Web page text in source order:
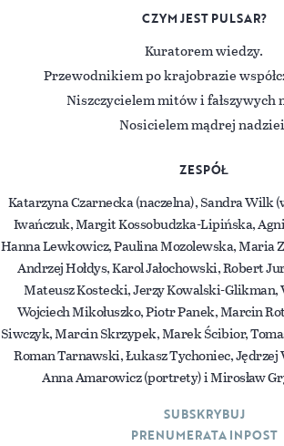
CZYM JEST PULSAR?
Kuratorem wiedzy.
Przewodnikiem po krajobrazie
Niszczycielem mitów i fałszywych
Nosicielem mądrej
ZESPÓŁ
Katarzyna Czarnecka (naczelna), Sandra Wilk
Iwańczuk, Margit Kossobudzka-Lipińska,
Hanna Lewkowicz, Paulina Mozolewska, Maria
Andrzej Hołdys, Karol Jałochowski, Robert
Mateusz Kostecki, Jerzy Kowalski-Glikman,
Wojciech Mikołuszko, Piotr Panek, Marcin
Siwczyk, Marcin Skrzypek, Marek Ścibior,
Roman Tarnawski, Łukasz Tychoniec,
Anna Amarowicz (portrety) i Mirosław
SUBSKRYBUJ
PRENUMERATA INPOST